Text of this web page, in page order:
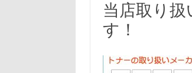
当店取り
す！